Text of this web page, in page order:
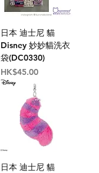
日本 迪士尼 貓
Disney 妙妙貓洗衣
袋(DC0330)
價格
HK$45.00
日本 迪士尼 貓